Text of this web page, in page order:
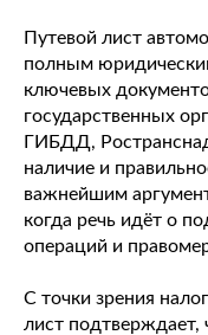
Путевой лист
полным
ключевых
государственных
ГИБДД,
наличие и
важнейшим
когда речь идёт о
операций и
С точки зрения
лист подтверждает,